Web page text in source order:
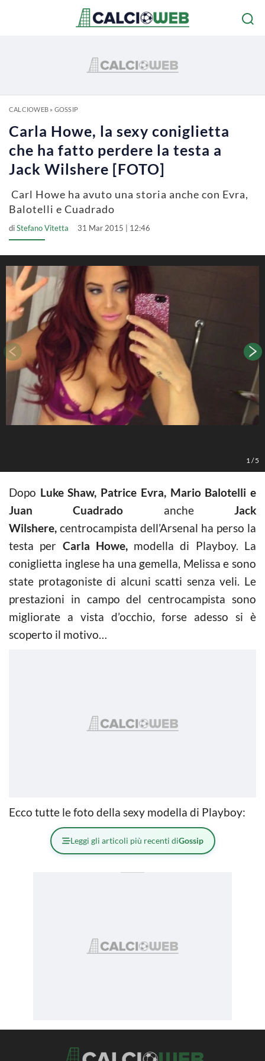
CALCIOWEB» GOSSIP
Carla Howe, la sexy coniglietta
che ha fatto perdere la testa a
Jack Wilshere [FOTO]
Carl Howe ha avuto una storia anche con Evra,
Balotelli e Cuadrado
diStefano Vitetta 31 Mar 2015 | 12:46
1 /5
Dopo Luke Shaw, Patrice Evra, Mario Balotelli e
Juan Cuadrado ancheJack
Wilshere, centrocampista dell’Arsenal ha perso la
testa per Carla Howe, modella di Playboy. La
coniglietta inglese ha una gemella, Melissa e sono
state protagoniste di alcuni scatti senza veli. Le
prestazioni in campo del centrocampista sono
migliorate a vista d’occhio, forse adesso si è
scoperto il motivo…
Ecco tutte le foto della sexy modella di Playboy:
Leggi gli articoli più recenti diGossip